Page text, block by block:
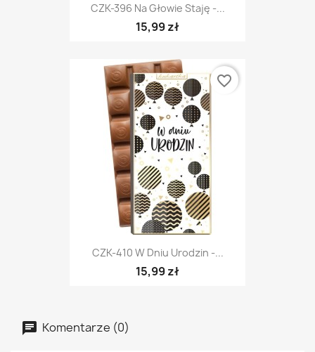
CZK-396 Na Głowie Staję -...
15,99 zł
CZK-410 W Dniu Urodzin -...
15,99 zł
favorite_border
Komentarze (0)